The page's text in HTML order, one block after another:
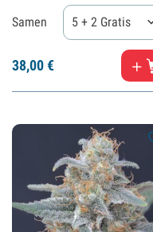
Samen 5 + 2 Gratis
38,00€